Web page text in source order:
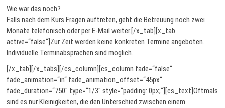
Wie war das noch?
Falls nach dem Kurs Fragen auftreten, geht die Betreuung noch zwei
Monate telefonisch oder per E-Mail weiter.[/x_tab][x_tab
active=“false“]Zur Zeit werden keine konkreten Termine angeboten.
Individuelle Terminabsprachen sind möglich.
[/x_tab][/x_tabs][/cs_column][cs_column fade=“false“
fade_animation=“in“ fade_animation_offset=“45px“
fade_duration=“750″ type=“1/3″ style=“padding: 0px;“][cs_text]Oftmals
sind es nur Kleinigkeiten, die den Unterschied zwischen einem